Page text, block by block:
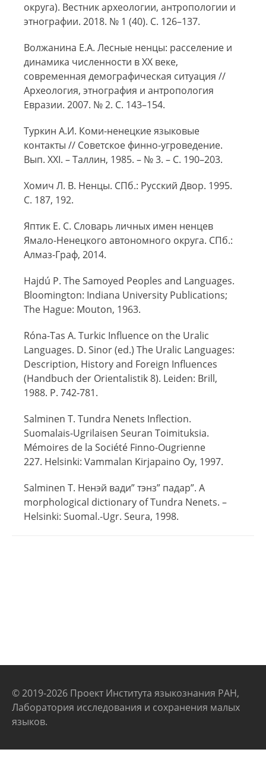
округа). Вестник археологии, антропологии и
этнографии. 2018. № 1 (40). С. 126–137.
Волжанина Е.А. Лесные ненцы: расселение и
динамика численности в XX веке,
современная демографическая ситуация //
Археология, этнография и антропология
Евразии. 2007. № 2. С. 143–154.
Туркин А.И. Коми-ненецкие языковые
контакты // Советское финно-угроведение.
Вып. XXI. – Таллин, 1985. – № 3. – С. 190–203.
Хомич Л. В. Ненцы. СПб.: Русский Двор. 1995.
С. 187, 192.
Яптик Е. С. Словарь личных имен ненцев
Ямало-Ненецкого автономного округа. СПб.:
Алмаз-Граф, 2014.
Hajdú P. The Samoyed Peoples and Languages.
Bloomington: Indiana University Publications;
The Hague: Mouton, 1963.
Róna-Tas A. Turkic Influence on the Uralic
Languages. D. Sinor (ed.) The Uralic Languages:
Description, History and Foreign Influences
(Handbuch der Orientalistik 8). Leiden: Brill,
1988. P. 742‑781.
Salminen T. Tundra Nenets Inflection.
Suomalais-Ugrilaisen Seuran Toimituksia.
Mémoires de la Société Finno-Ougrienne
227. Helsinki: Vammalan Kirjapaino Oy, 1997.
Salminen T. Ненэй вади” тэнз” падар”. A
morphological dictionary of Tundra Nenets. –
Helsinki: Suomal.-Ugr. Seura, 1998.
© 2019-2026 Проект Института языкознания РАН,
Лаборатория исследования и сохранения малых
языков.